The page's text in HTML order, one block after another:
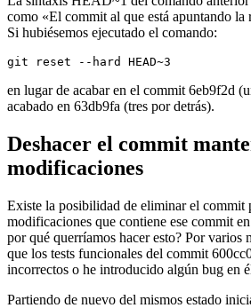
como «El commit al que está apuntando la
Si hubiésemos ejecutado el comando:
git reset --hard HEAD~3
en lugar de acabar en el commit 6eb9f2d
acabado en 63db9fa (tres por detrás).
Deshacer el commit
modificaciones
Existe la posibilidad de eliminar el commit
modificaciones que contiene ese commit
por qué querríamos hacer esto? Por varios
que los tests funcionales del commit
incorrectos o he introducido algún bug en
Partiendo de nuevo del mismos estado